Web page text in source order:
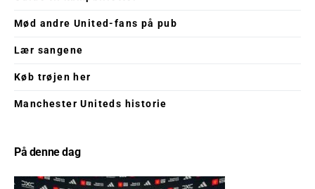
Mød andre United-fans på pub
Lær sangene
Køb trøjen her
Manchester Uniteds historie
På denne dag